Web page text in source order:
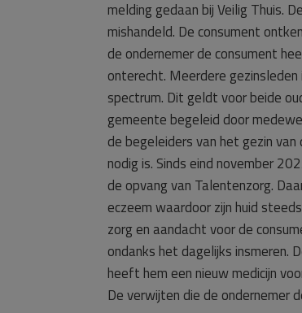
melding gedaan bij Veilig Thuis.
mishandeld. De consument
de ondernemer de consument
onterecht. Meerdere
spectrum. Dit geldt voor beide
gemeente begeleid door
de begeleiders van het gezin
nodig is. Sinds eind november
de opvang van Talentenzorg.
eczeem waardoor zijn huid
zorg en aandacht voor de
ondanks het dagelijks insmeren.
heeft hem een nieuw medicijn
De verwijten die de ondernemer